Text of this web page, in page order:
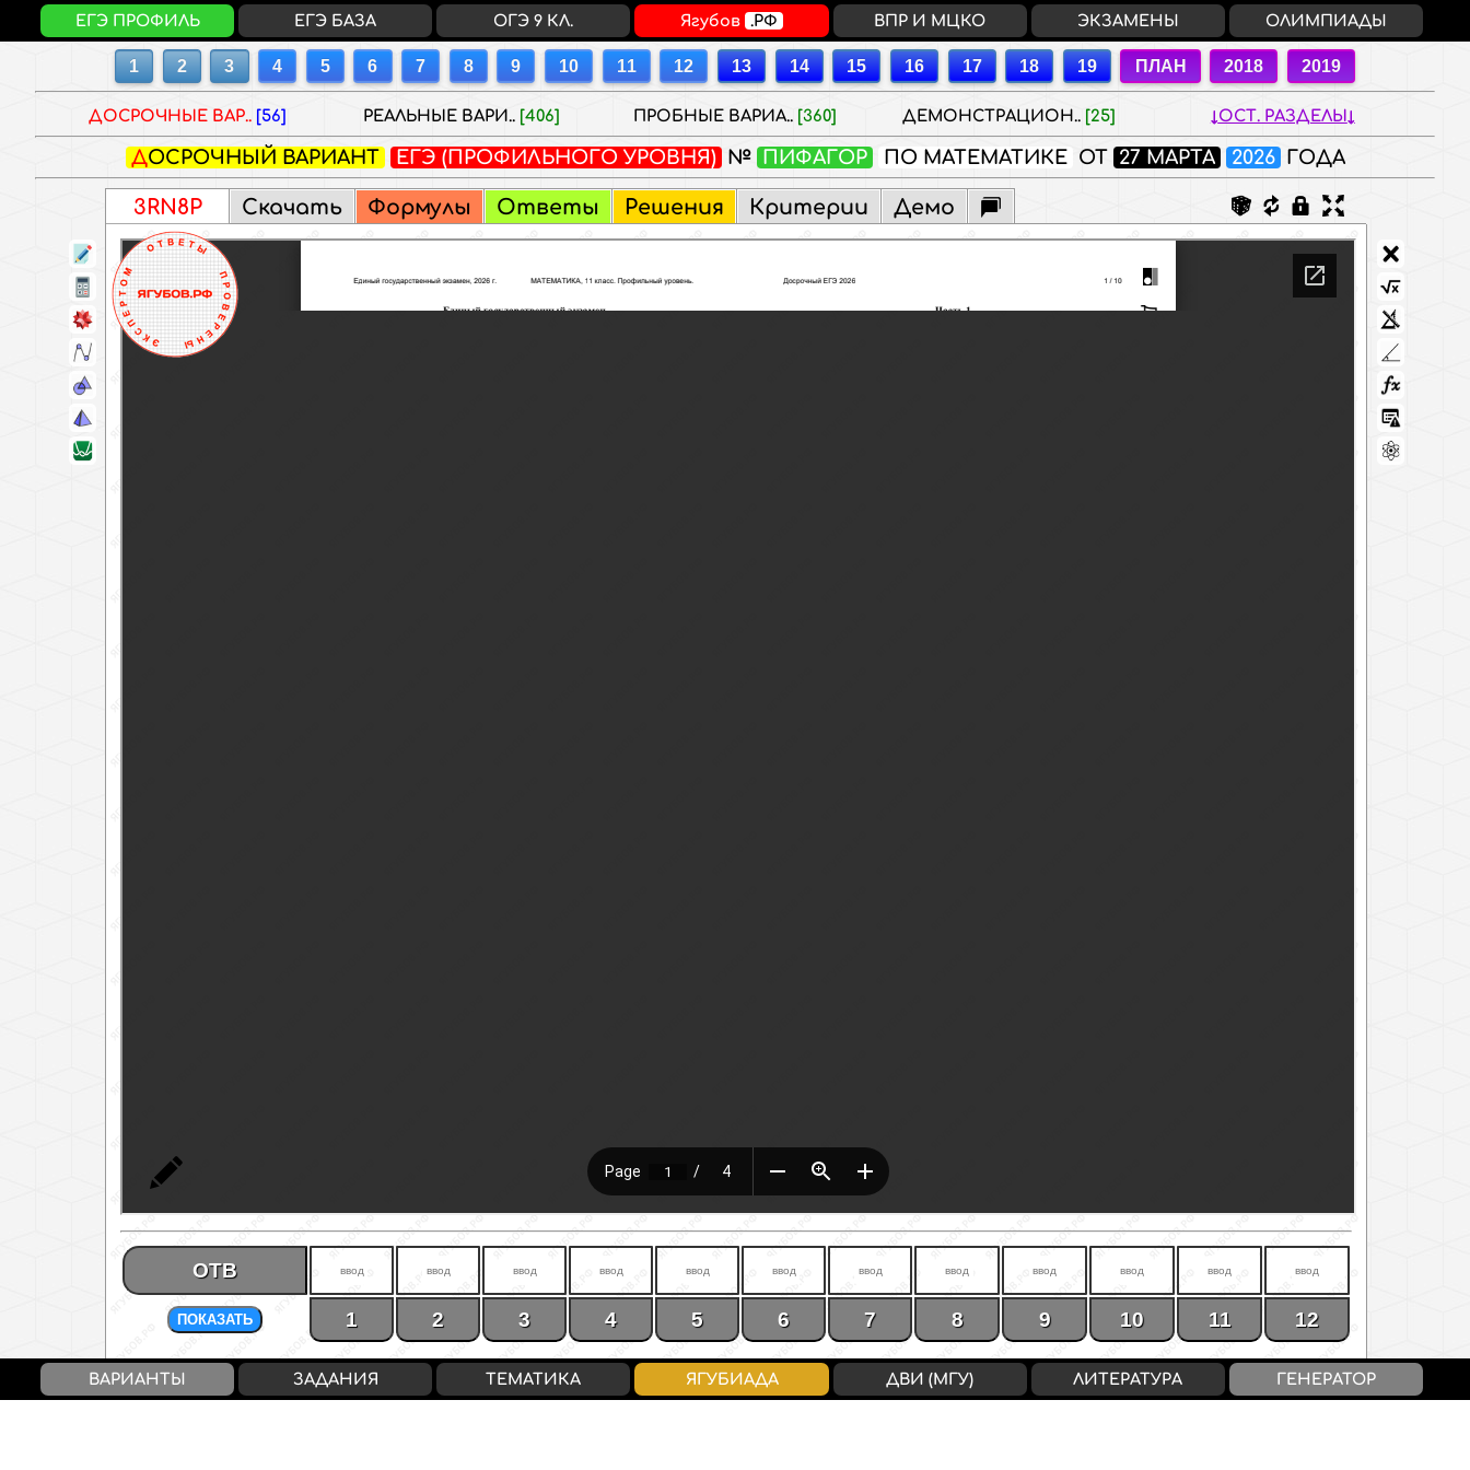
ДОСРОЧНЫЕ ВАР.. [56] РЕАЛЬНЫЕ ВАРИ.. [406] ПРОБНЫЕ ВАРИА.. [360] ДЕМОНСТРАЦИОН.. [25] ОСТ. РАЗДЕЛЫ
ДОСРОЧНЫЙ ВАРИАНТ ЕГЭ (ПРОФИЛЬНОГО УРОВНЯ) № ПИФАГОР ПО МАТЕМАТИКЕ ОТ 27 МАРТА 2026 ГОДА
3RN8P Скачать Формулы Ответы Решения Критерии Демо
ОТВ
ПОКАЗАТЬ 1 2 3 4 5 6 7 8 9 10 11 12
ЕГЭ ПРОФИЛЬ ЕГЭ БАЗА ОГЭ 9 КЛ. Ягубов .РФ ВПР И МЦКО ЭКЗАМЕНЫ ОЛИМПИАДЫ
ВАРИАНТЫ ЗАДАНИЯ ТЕМАТИКА ЯГУБИАДА ДВИ (МГУ) ЛИТЕРАТУРА ГЕНЕРАТОР